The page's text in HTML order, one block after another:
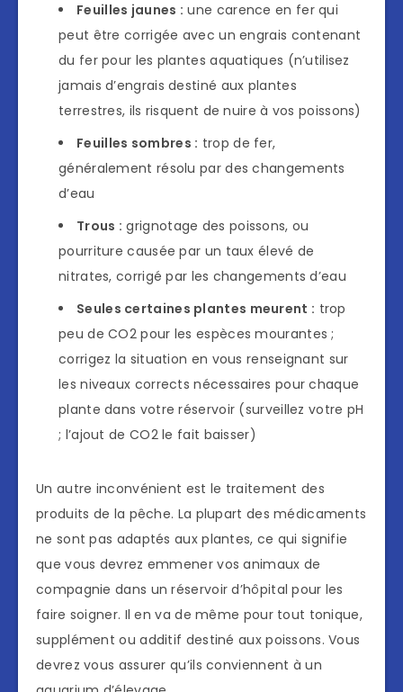
Feuilles jaunes : une carence en fer qui
peut être corrigée avec un engrais contenant
du fer pour les plantes aquatiques (n’utilisez
jamais d’engrais destiné aux plantes
terrestres, ils risquent de nuire à vos poissons)
Feuilles sombres : trop de fer,
généralement résolu par des changements
d’eau
Trous : grignotage des poissons, ou
pourriture causée par un taux élevé de
nitrates, corrigé par les changements d’eau
Seules certaines plantes meurent : trop
peu de CO2 pour les espèces mourantes ;
corrigez la situation en vous renseignant sur
les niveaux corrects nécessaires pour chaque
plante dans votre réservoir (surveillez votre pH
; l’ajout de CO2 le fait baisser)
Un autre inconvénient est le traitement des
produits de la pêche. La plupart des médicaments
ne sont pas adaptés aux plantes, ce qui signifie
que vous devrez emmener vos animaux de
compagnie dans un réservoir d’hôpital pour les
faire soigner. Il en va de même pour tout tonique,
supplément ou additif destiné aux poissons. Vous
devrez vous assurer qu’ils conviennent à un